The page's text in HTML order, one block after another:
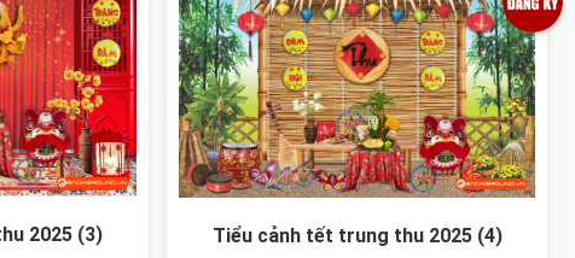
2025 (3) Tiểu cảnh tết trung thu 2025 (4)